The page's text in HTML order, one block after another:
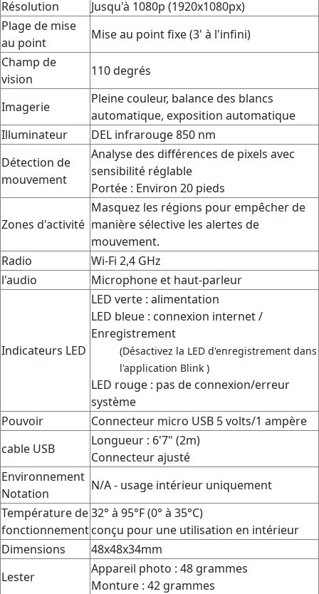
Résolution
Jusqu'à 1080p (1920x1080px)
Plage de mise
au point
Mise au point fixe (3' à l'infini)
Champ de
vision
110 degrés
Imagerie
Pleine couleur, balance des blancs
automatique, exposition automatique
Illuminateur
DEL infrarouge 850 nm
Détection de
mouvement
Analyse des différences de pixels avec
sensibilité réglable
Portée : Environ 20 pieds
Zones d'activité
Masquez les régions pour empêcher de
manière sélective les alertes de
mouvement.
Radio
Wi-Fi 2,4 GHz
l'audio
Microphone et haut-parleur
Indicateurs LED
LED verte : alimentation
LED bleue : connexion internet /
Enregistrement
(Désactivez la LED d'enregistrement dans
l'application Blink )
LED rouge : pas de connexion/erreur
système
Pouvoir
Connecteur micro USB 5 volts/1 ampère
cable USB
Longueur : 6'7" (2m)
Connecteur ajusté
Environnement
Notation
N/A - usage intérieur uniquement
Température de
fonctionnement
32° à 95°F (0° à 35°C)
conçu pour une utilisation en intérieur
Dimensions
48x48x34mm
Lester
Appareil photo : 48 grammes
Monture : 42 grammes